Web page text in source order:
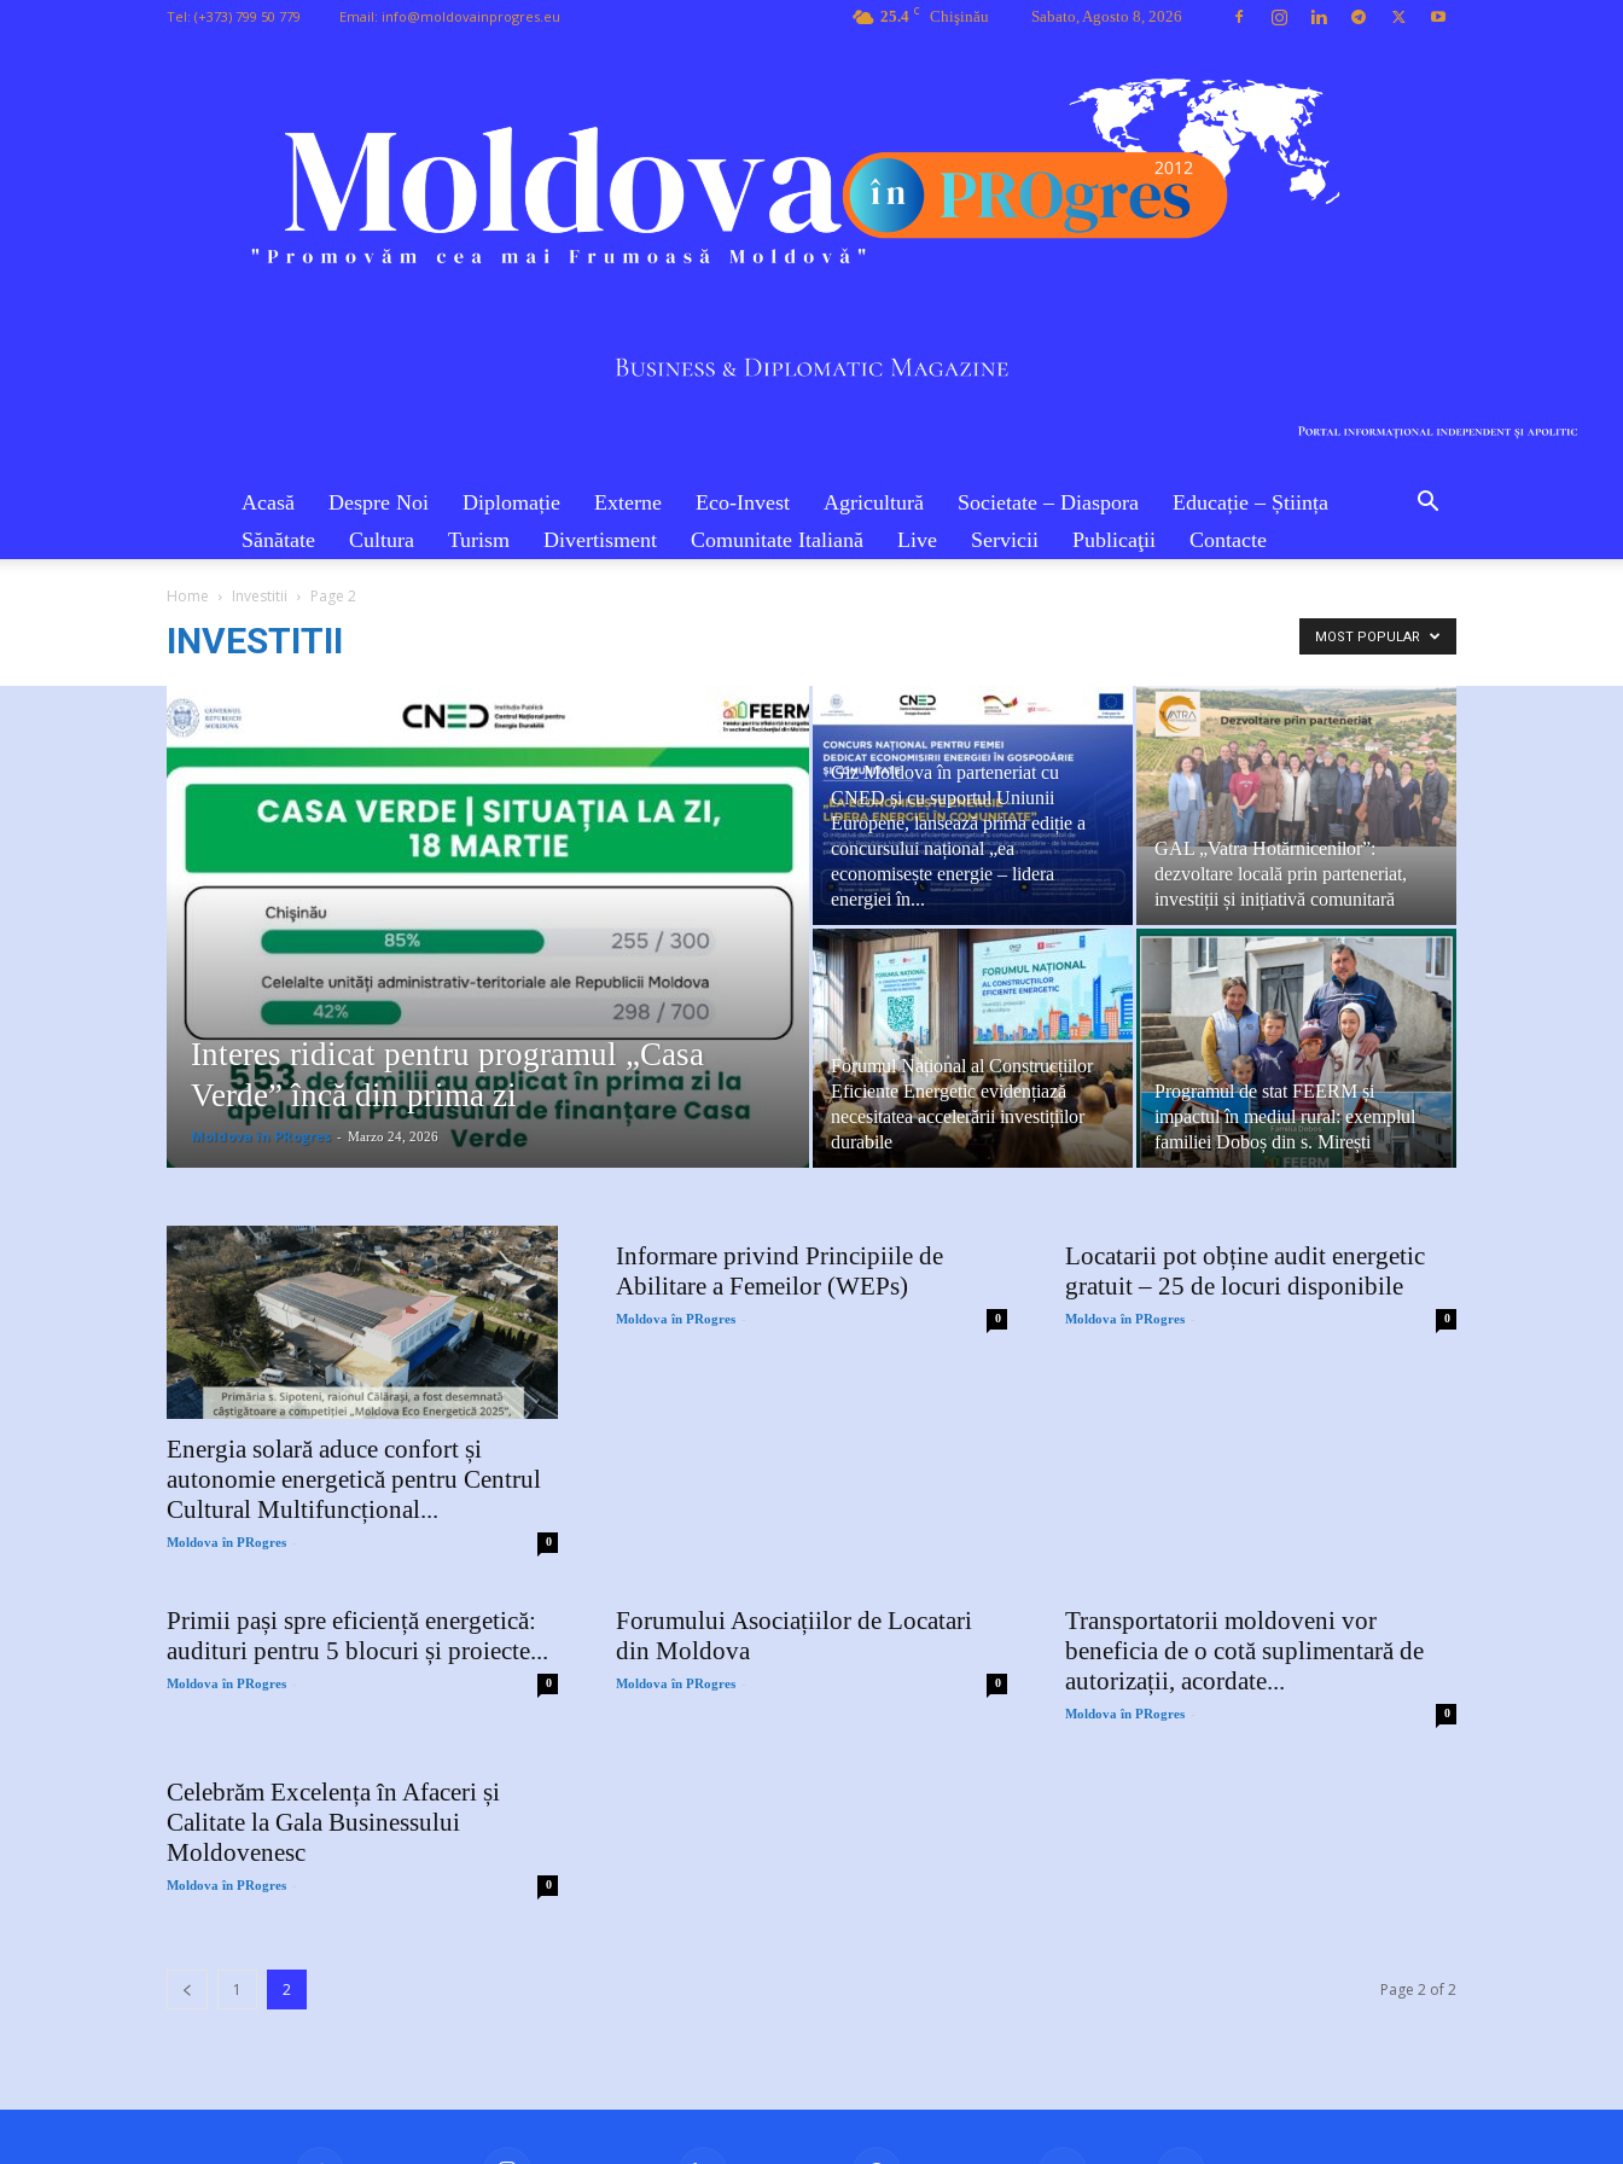
25.4 C Chişinău Sabato, Agosto 8, 2026
Tel: (+373) 799 50 779 Email: info@moldovainprogres.eu
Moldova
în
PROgres
Acasă Despre Noi Diplomație Externe Eco-Invest Agricultură Societate – Diaspora
Educație – Știința
Sănătate
Cultura Turism Divertisment Comunitate Italiană Live Servicii Publicaţii Contacte
Home Investitii Page 2
INVESTITII MOST POPULAR
Interes ridicat pentru programul „Casa
Verde” încă din prima zi
Moldova în PRogres - Marzo 24, 2026
Giz Moldova în parteneriat cu
CNED și cu suportul Uniunii
Europene, lansează prima ediție a
concursului național „ea
economisește energie – lidera
energiei în...
GAL „Vatra Hotărnicenilor”:
dezvoltare locală prin parteneriat,
investiții și inițiativă comunitară
Forumul Național al Construcțiilor
Eficiente Energetic evidențiază
necesitatea accelerării investițiilor
durabile
Programul de stat FEERM și
impactul în mediul rural: exemplul
familiei Doboș din s. Mirești
Energia solară aduce confort și
autonomie energetică pentru Centrul
Cultural Multifuncțional...
Moldova în PRogres - 0
Informare privind Principiile de
Abilitare a Femeilor (WEPs)
Moldova în PRogres - 0
Locatarii pot obține audit energetic
gratuit – 25 de locuri disponibile
Moldova în PRogres - 0
Primii pași spre eficiență energetică:
audituri pentru 5 blocuri și proiecte...
Moldova în PRogres - 0
Forumului Asociațiilor de Locatari
din Moldova
Moldova în PRogres - 0
Transportatorii moldoveni vor
beneficia de o cotă suplimentară de
autorizații, acordate...
Moldova în PRogres - 0
Celebrăm Excelența în Afaceri și
Calitate la Gala Businessului
Moldovenesc
Moldova în PRogres - 0
1 2 Page 2 of 2